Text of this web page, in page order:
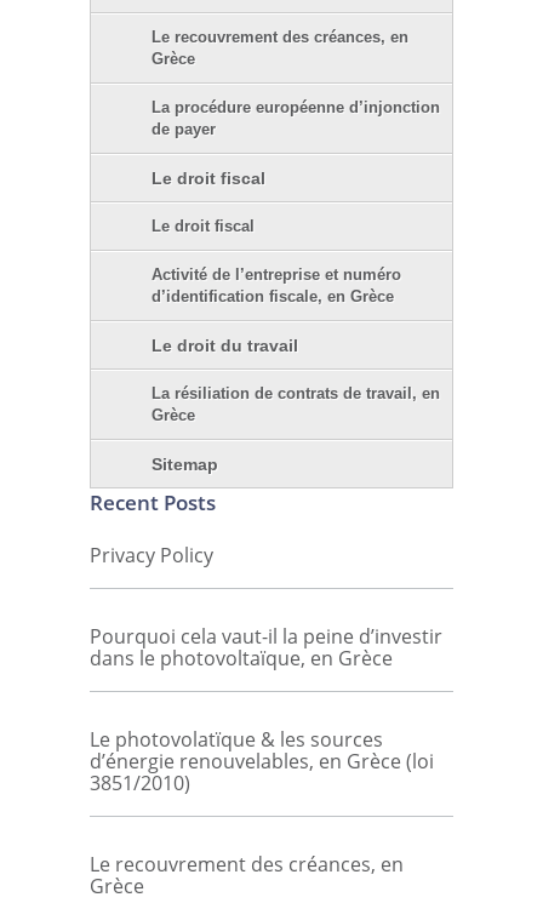
Le recouvrement des créances, en
Grèce
La procédure européenne d’injonction
de payer
Le droit fiscal
Le droit fiscal
Activité de l’entreprise et numéro
d’identification fiscale, en Grèce
Le droit du travail
La résiliation de contrats de travail, en
Grèce
Sitemap
Recent Posts
Privacy Policy
Pourquoi cela vaut-il la peine d’investir
dans le photovoltaïque, en Grèce
Le photovolatïque & les sources
d’énergie renouvelables, en Grèce (loi
3851/2010)
Le recouvrement des créances, en
Grèce